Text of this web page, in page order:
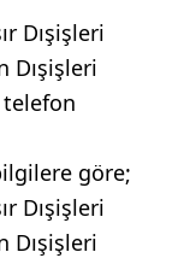
Dışişleri
Dışişleri
telefon
göre;
Dışişleri
Dışişleri